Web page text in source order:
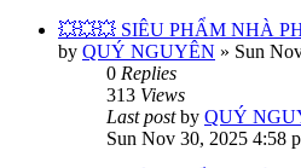
💥💥💥 SIÊU PHẨM NHÀ
by QUÝ NGUYÊN » Sun
0 Replies
313 Views
Last postby QUÝ
Sun Nov 30, 2025 4:58